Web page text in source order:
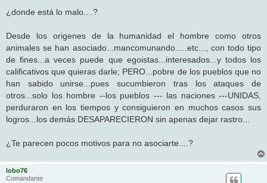
¿donde está lo malo....?
Desde los origenes de la humanidad el hombre como otros
animales se han asociado...mancomunando.....etc..., con todo tipo
de fines...a veces puede que egoistas...interesados...y todos los
calificativos que quieras darle; PERO...pobre de los pueblos que no
han sabido unirse...pues sucumbieron tras los ataques de
otros...solo los hombre --los pueblos --- las naciones ---UNIDAS,
perduraron en los tiempos y consiguieron en muchos casos sus
logros...los demás DESAPARECIERON sin apenas dejar rastro...
¿Te parecen pocos motivos para no asociarte....?
lobo76
Comandante